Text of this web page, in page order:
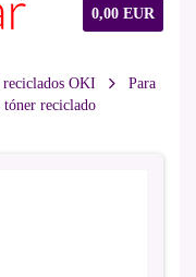
0,00 EUR
reciclados OKI
Para
tóner reciclado